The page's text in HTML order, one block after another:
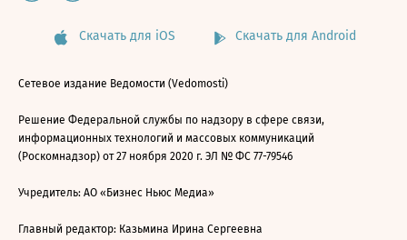
Скачать для iOS Скачать для Android
Сетевое издание Ведомости (Vedomosti)
Решение Федеральной службы по надзору в сфере связи,
информационных технологий и массовых коммуникаций
(Роскомнадзор) от 27 ноября 2020 г. ЭЛ № ФС 77-79546
Учредитель: АО «Бизнес Ньюс Медиа»
Главный редактор: Казьмина Ирина Сергеевна